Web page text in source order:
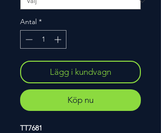
Antal *
Lägg i kundvagn
Köp nu
TT7681